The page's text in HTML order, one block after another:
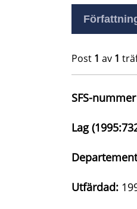
Post 1 av 1
SFS-nummer
Lag
Utfärdad: